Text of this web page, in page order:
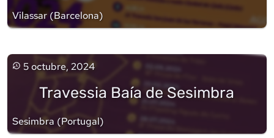
Vilassar(Barcelona)
5 octubre, 2024
Travessia Baía de Sesimbra
Sesimbra (Portugal)